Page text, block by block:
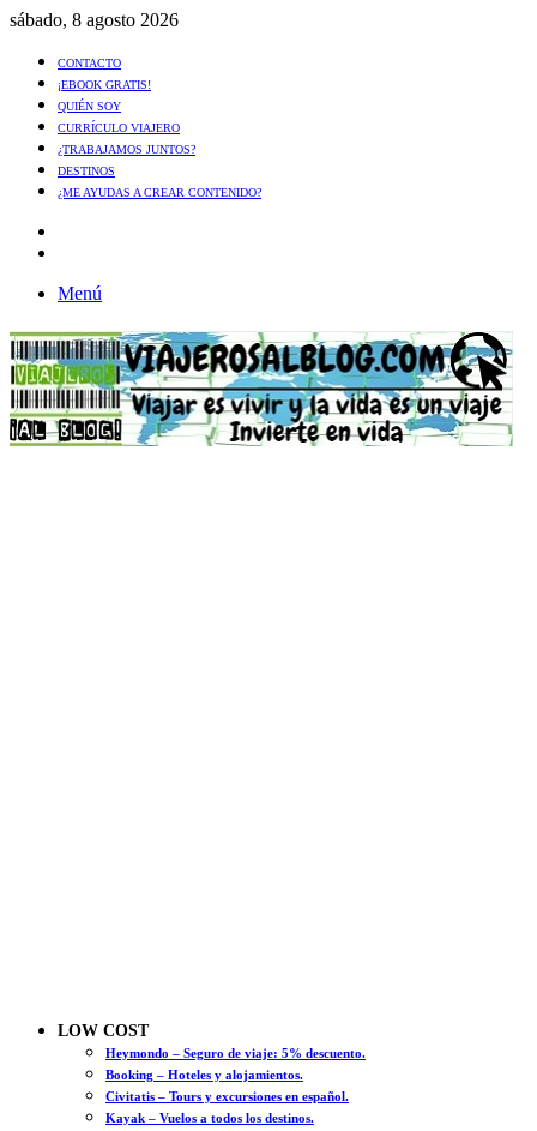
sábado, 8 agosto 2026
CONTACTO
¡EBOOK GRATIS!
QUIÉN SOY
CURRÍCULO VIAJERO
¿TRABAJAMOS JUNTOS?
DESTINOS
¿ME AYUDAS A CREAR CONTENIDO?
Menú
LOW COST
Heymondo – Seguro de viaje: 5% descuento.
Booking – Hoteles y alojamientos.
Civitatis – Tours y excursiones en español.
Kayak – Vuelos a todos los destinos.